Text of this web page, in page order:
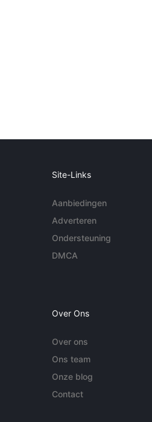
Site-Links
Aanbiedingen
Adverteren
Ondersteuning
DMCA
Over Ons
Over ons
Ons team
Onze blog
Contact